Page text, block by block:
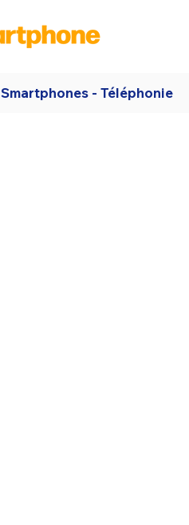
Smartphones - Téléphonie